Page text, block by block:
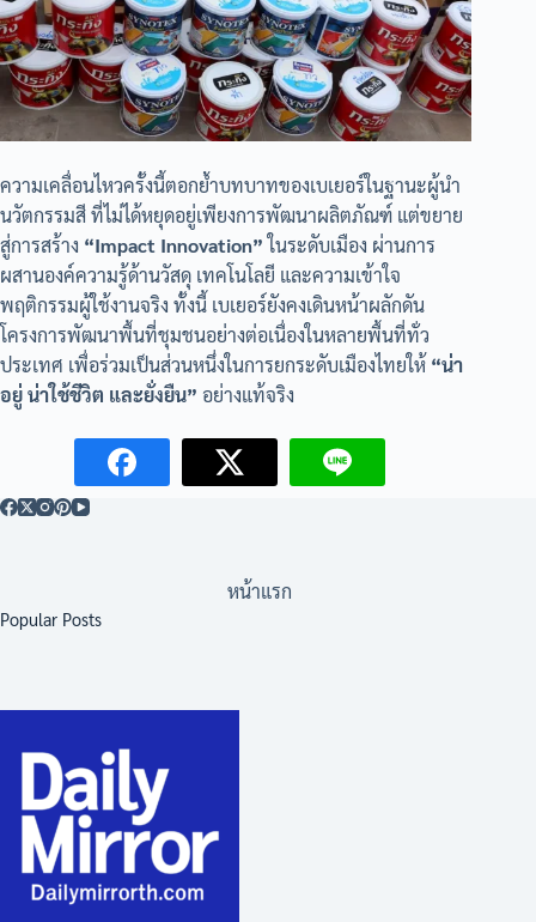
ความเคลื่อนไหวครั้งนี้ตอกย้ำบทบาทของเบเยอร์ในฐานะผู้นำ
นวัตกรรมสี ที่ไม่ได้หยุดอยู่เพียงการพัฒนาผลิตภัณฑ์ แต่ขยาย
สู่การสร้าง “Impact Innovation”ในระดับเมือง ผ่านการ
ผสานองค์ความรู้ด้านวัสดุ เทคโนโลยี และความเข้าใจ
พฤติกรรมผู้ใช้งานจริง ทั้งนี้ เบเยอร์ยังคงเดินหน้าผลักดัน
โครงการพัฒนาพื้นที่ชุมชนอย่างต่อเนื่องในหลายพื้นที่ทั่ว
ประเทศ เพื่อร่วมเป็นส่วนหนึ่งในการยกระดับเมืองไทยให้ “น่า
อยู่ น่าใช้ชีวิต และยั่งยืน” อย่างแท้จริง
หน้าแรก
Popular Posts